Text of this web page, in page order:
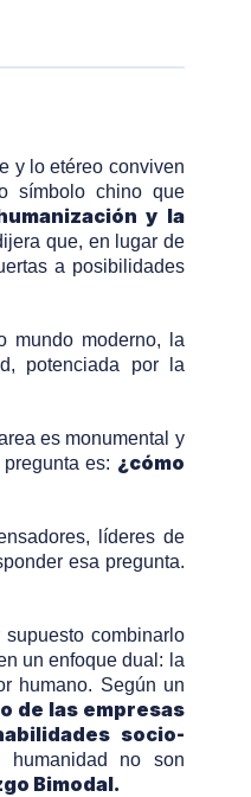
y lo etéreo conviven
símbolo chino que
y la
que, en lugar de
a posibilidades
mundo moderno, la
potenciada por la
es monumental y
es: ¿cómo
líderes de
esa pregunta.
combinarlo
un enfoque dual: la
humano. Según un
de las empresas
socio-
no son
Bimodal.